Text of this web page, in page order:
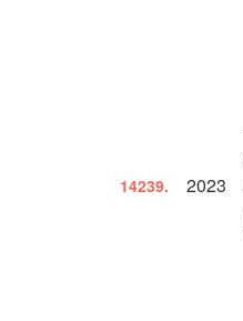
14239. 2023